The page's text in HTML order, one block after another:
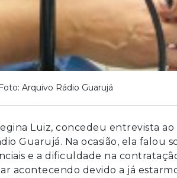
Foto: Arquivo Rádio Guarujá
Luiz, concedeu entrevista
Guarujá. Na ocasião, ela falou
e a dificuldade na contratação
acontecendo devido a já